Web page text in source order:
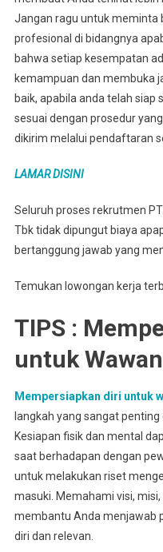
Jangan ragu untuk meminta
profesional di bidangnya
bahwa setiap kesempatan
kemampuan dan membuka
baik, apabila anda telah
sesuai dengan prosedur
dikirim melalui pendaftaran
LAMAR DISINI
Seluruh proses rekrutmen
Tbk tidak dipungut biaya
bertanggung jawab yang
Temukan lowongan kerja
TIPS :
untuk
Mempersiapkan diri untuk
langkah yang sangat
Kesiapan fisik dan mental
saat berhadapan dengan
untuk melakukan riset
masuki. Memahami visi,
membantu Anda menjawab
diri dan relevan.